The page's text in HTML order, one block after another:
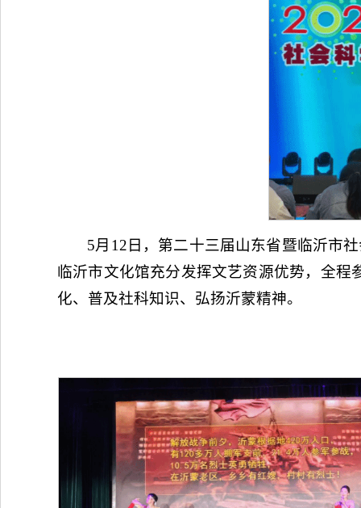
5月12日，第二十三届山东省暨临沂市
临沂市文化馆充分发挥文艺资源优势，全
化、普及社科知识、弘扬沂蒙精神。